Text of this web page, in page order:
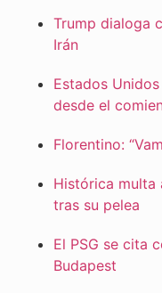
Trump dialoga
Irán
Estados
desde el
Florentino:
Histórica multa
tras su pelea
El PSG se cita
Budapest